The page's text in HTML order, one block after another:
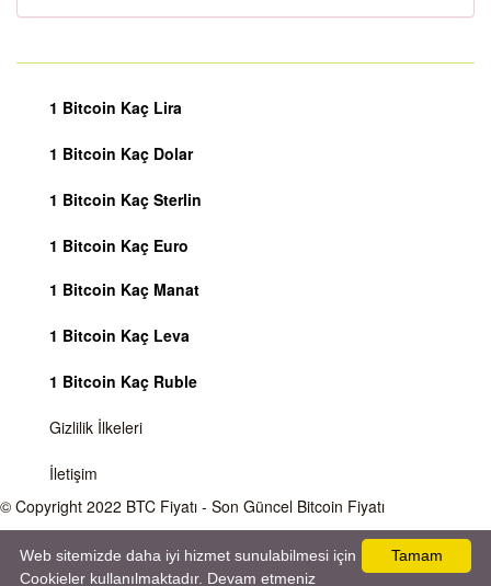
1 Bitcoin Kaç Lira
1 Bitcoin Kaç Dolar
1 Bitcoin Kaç Sterlin
1 Bitcoin Kaç Euro
1 Bitcoin Kaç Manat
1 Bitcoin Kaç Leva
1 Bitcoin Kaç Ruble
Gizlilik İlkeleri
İletişim
© Copyright 2022 BTC Fiyatı - Son Güncel Bitcoin Fiyatı
Bitcoin fiyatı sürekli olarak değişmektedir, 7 gün 24 saat kripto para piyasaları
aktiftir. Sitemiz sadece bilgilendirme amacı gütmektedir, herhangi bir kripto paraya
Tamam
Web sitemizde daha iyi hizmet sunulabilmesi için
Cookieler kullanılmaktadır. Devam etmeniz